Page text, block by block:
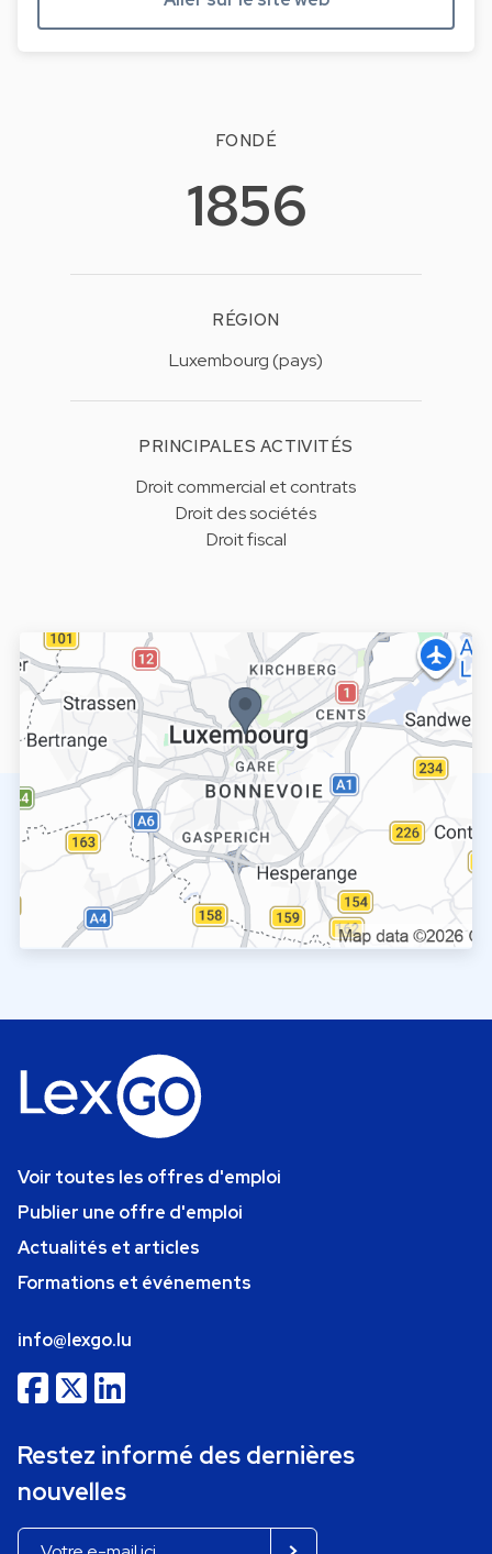
FONDÉ
1856
RÉGION
Luxembourg (pays)
PRINCIPALES ACTIVITÉS
Droit commercial et contrats
Droit des sociétés
Droit fiscal
Voir toutes les offres d'emploi
Publier une offre d'emploi
Actualités et articles
Formations et événements
info@lexgo.lu
Restez informé des dernières
nouvelles